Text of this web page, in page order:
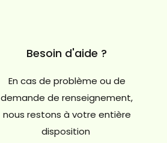
Besoin d'aide ?
En cas de problème ou de
demande de renseignement,
nous restons à votre entière
disposition